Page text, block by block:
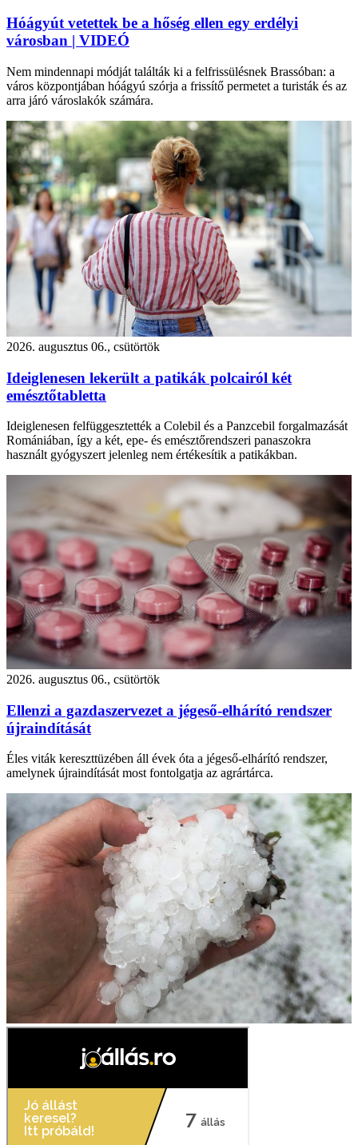
Hóágyút vetettek be a hőség ellen egy erdélyi
városban | VIDEÓ
Nem mindennapi módját találták ki a felfrissülésnek Brassóban: a
város központjában hóágyú szórja a frissítő permetet a turisták és az
arra járó városlakók számára.
2026. augusztus 06., csütörtök
Ideiglenesen lekerült a patikák polcairól két
emésztőtabletta
Ideiglenesen felfüggesztették a Colebil és a Panzcebil forgalmazását
Romániában, így a két, epe- és emésztőrendszeri panaszokra
használt gyógyszert jelenleg nem értékesítik a patikákban.
2026. augusztus 06., csütörtök
Ellenzi a gazdaszervezet a jégeső-elhárító rendszer
újraindítását
Éles viták kereszttüzében áll évek óta a jégeső-elhárító rendszer,
amelynek újraindítását most fontolgatja az agrártárca.